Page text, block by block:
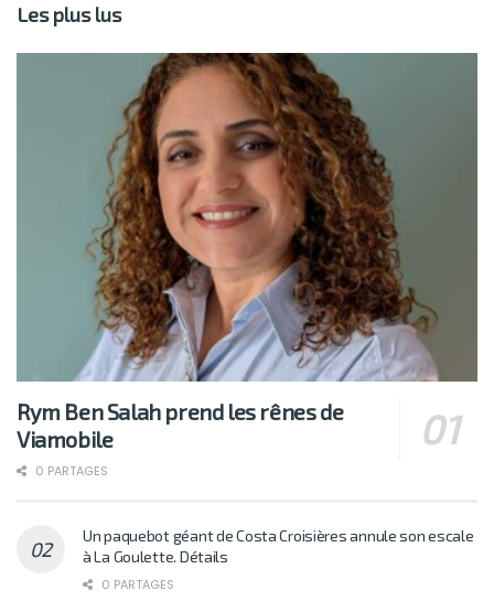
Les plus lus
Rym Ben Salah prend les rênes de
Viamobile
0 PARTAGES
Un paquebot géant de Costa Croisières annule son escale
à La Goulette. Détails
0 PARTAGES